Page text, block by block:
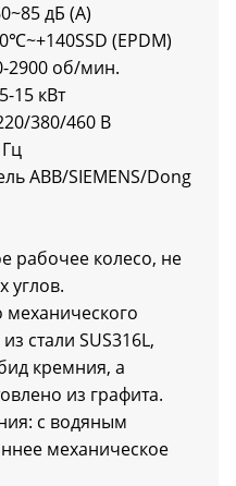
дБ (А)
(EPDM)
2900 об/мин.
15 кВт
380/460 В
ABB/SIEMENS/Dong
рабочее колесо, не
углов.
механического
стали SUS316L,
кремния, а
из графита.
с водяным
механическое